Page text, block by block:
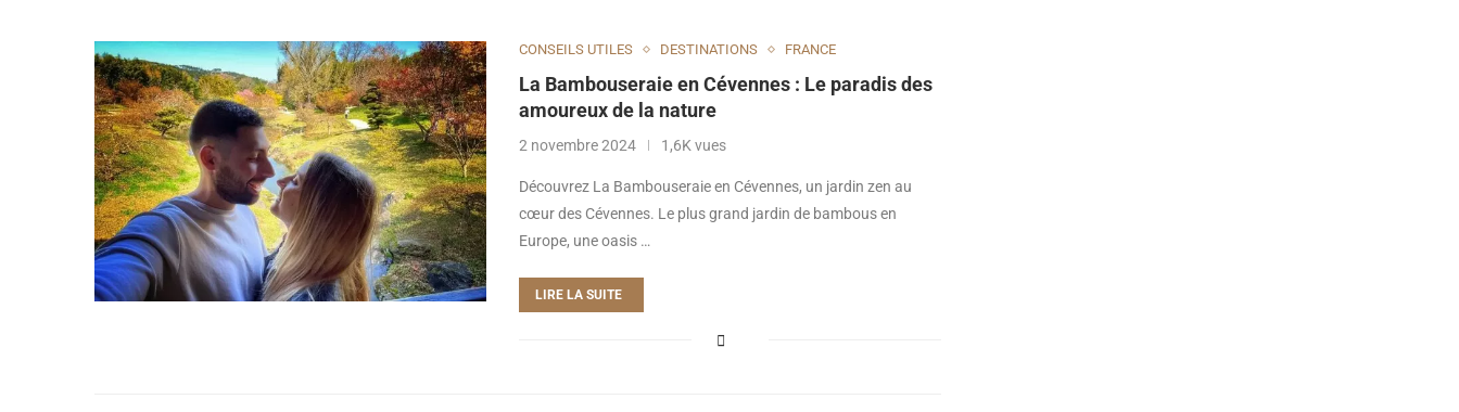
CONSEILS UTILES DESTINATIONS FRANCE
La Bambouseraie en Cévennes : Le paradis des
amoureux de la nature
2 novembre 2024 1,6K vues
Découvrez La Bambouseraie en Cévennes, un jardin zen au
cœur des Cévennes. Le plus grand jardin de bambous en
Europe, une oasis …
LIRE LA SUITE